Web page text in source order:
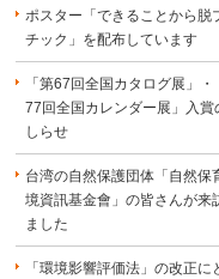
ポスター「できることから脱
チック」を配布しています
「第67回全国カタログ展」・
77回全国カレンダー展」入賞
しらせ
台湾の自然保護団体「自然保
境資訊基金會」の皆さんが来
ました
「環境影響評価法」の改正に